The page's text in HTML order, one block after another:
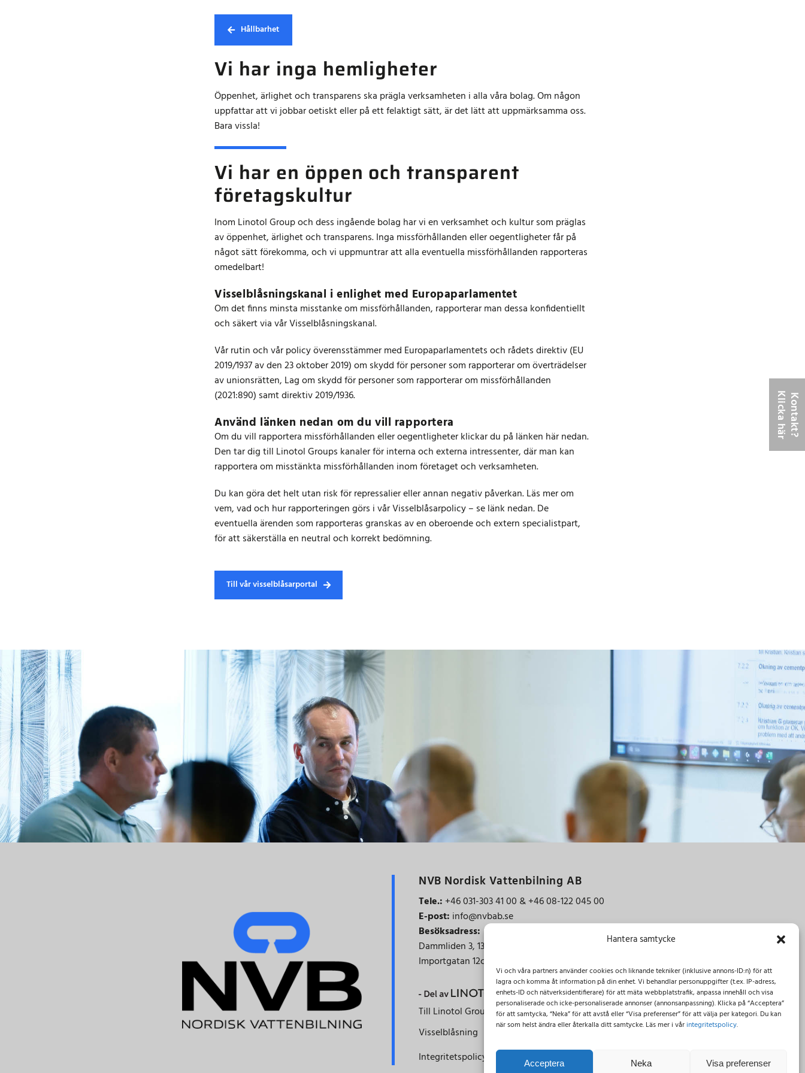
Hantera samtycke
Vi och våra partners använder cookies och liknande tekniker (inklusive annons-ID:n) för att
lagra och komma åt information på din enhet. Vi behandlar personuppgifter (t.ex. IP-adress,
enhets-ID och nätverksidentifierare) för att mäta webbplatstrafik, anpassa innehåll och visa
personaliserade och icke-personaliserade annonser (annonsanpassning). Klicka på “Acceptera”
för att samtycka, “Neka” för att avstå eller “Visa preferenser” för att välja per kategori. Du kan
när som helst ändra eller återkalla ditt samtycke. Läs mer i vår integritetspolicy.
Acceptera Neka Visa preferenser
Hållbarhet
Vi har inga hemligheter
Öppenhet, ärlighet och transparens ska prägla verksamheten i alla våra bolag.Om någon
uppfattar att vi jobbar oetiskt eller på ett felaktigt sätt, är det lätt att uppmärksamma oss.
Bara vissla!
Vi har en öppen och transparent
företagskultur
Inom Linotol Group och dess ingående bolag har vi en verksamhet och kultur som präglas
av öppenhet, ärlighet och transparens. Inga missförhållanden eller oegentligheter får på
något sätt förekomma, och vi uppmuntrar att alla eventuella missförhållanden rapporteras
omedelbart!
Visselblåsningskanal i enlighet med Europaparlamentet
Om det finns minsta misstanke om missförhållanden, rapporterar man dessa konfidentiellt
och säkert via vår Visselblåsningskanal.
Vår rutin och vår policy överensstämmer med Europaparlamentets och rådets direktiv (EU
2019/1937 av den 23 oktober 2019) om skydd för personer som rapporterar om överträdelser
av unionsrätten, Lag om skydd för personer som rapporterar om missförhållanden
(2021:890) samt direktiv 2019/1936.
Använd länken nedan om du vill rapportera
Om du vill rapportera missförhållanden eller oegentligheter klickar du på länken här nedan.
Den tar dig till Linotol Groups kanaler för interna och externa intressenter, där man kan
rapportera om misstänkta missförhållanden inom företaget och verksamheten.
Du kan göra det helt utan risk för repressalier eller annan negativ påverkan.Läs mer om
vem, vad och hur rapporteringen görs i vår Visselblåsarpolicy – se länk nedan.De
eventuella ärenden som rapporteras granskas av en oberoende och extern specialistpart,
för att säkerställa en neutral och korrekt bedömning.
Till vår visselblåsarportal
NVB Nordisk Vattenbilning AB
Tele.: +46 031-303 41 00 & +46 08-122 045 00
E-post: info@nvbab.se
Besöksadress:
Dammliden 3,137 69 Österhaninge
Importgatan 12c, 422 46 Hisings-Backa
Till Linotol Group AB
Visselblåsning
Integritetspolicy
K
o
n
t
a
k
t
?
Kl
i
c
k
a
h
ä
r